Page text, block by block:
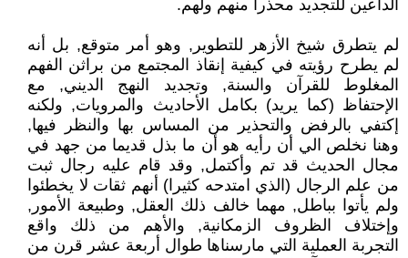
الداعين للتجديد محذرا منهم ولهم.
لم يتطرق شيخ الأزهر للتطوير, وهو أمر متوقع, بل أنه
لم يطرح رؤيته في كيفية إنقاذ المجتمع من براثن الفهم
المغلوط للقرآن والسنة, وتجديد النهج الديني, مع
الإحتفاظ (كما يريد) بكامل الأحاديث والمرويات, ولكنه
إكتفي بالرفض والتحذير من المساس بها والنظر فيها,
وهنا نخلص الي أن رأيه هو أن ما بذل قديما من جهد في
مجال الحديث قد تم وأكتمل, وقد قام عليه رجال ثبت
من علم الرجال (الذي امتدحه كثيرا) أنهم ثقات لا يخطئوا
ولم يأتوا بباطل, مهما خالف ذلك العقل, وطبيعة الأمور,
وإختلاف الظروف الزمكانية, والأهم من ذلك واقع
التجربة العملية التي مارسناها طوال أربعة عشر قرن من